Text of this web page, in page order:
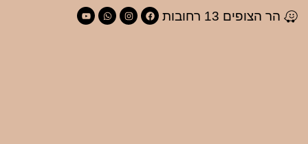
הר הצופים 13 רחובות